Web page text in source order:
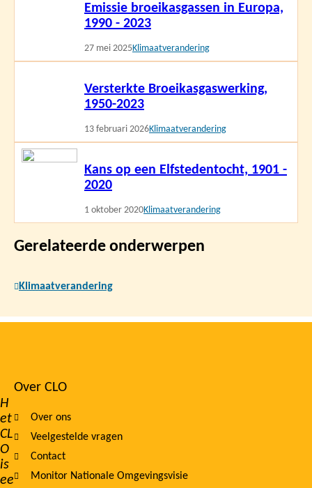
Emissie broeikasgassen in Europa,
1990 - 2023
27 mei 2025Klimaatverandering
Versterkte Broeikasgaswerking,
1950-2023
13 februari 2026Klimaatverandering
Kans op een Elfstedentocht, 1901 -
2020
1 oktober 2020Klimaatverandering
Lees
Gerelateerde onderwerpen
Klimaatverandering
H
et
CL
O
is
ee
Footer
navigation
Over CLO
Over ons
Veelgestelde vragen
Contact
Monitor Nationale Omgevingsvisie